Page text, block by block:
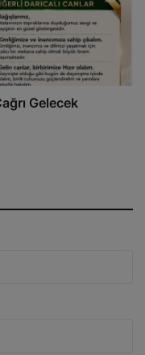
Gelecek